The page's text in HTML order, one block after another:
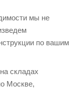
мы не
по вашим
складах
Москве,